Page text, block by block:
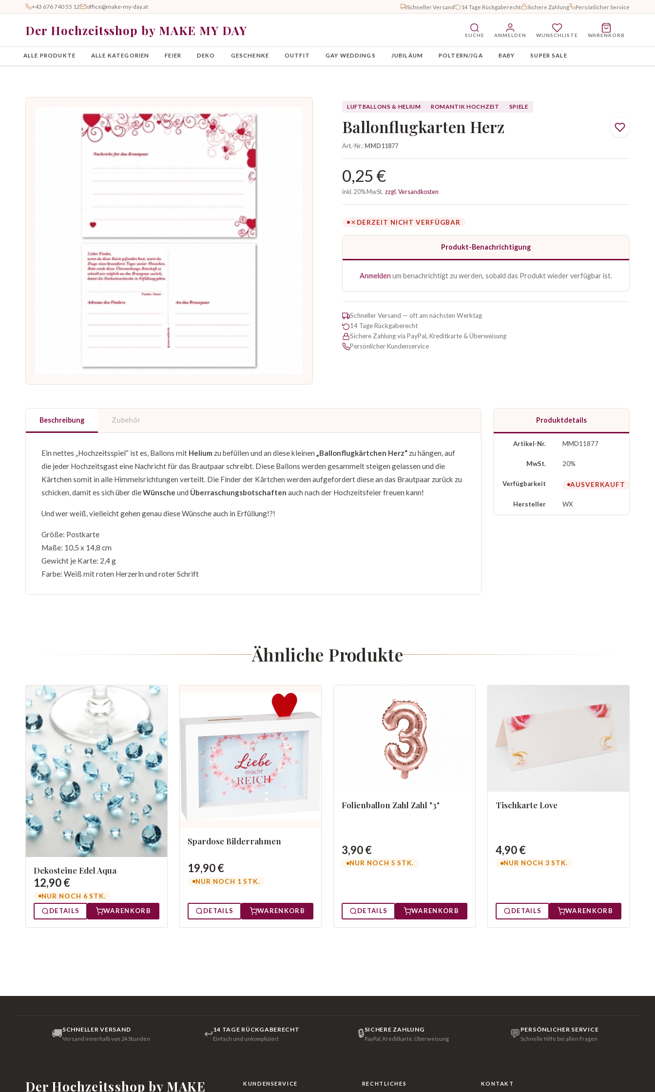
+43 676 740 55 12 office@make-my-day.at Schneller Versand 14 Tage Rückgaberecht Sichere Zahlung Persönlicher Service
Der Hochzeitsshop by MAKE MY DAY SUCHE ANMELDEN WUNSCHLISTE WARENKORB
ALLE PRODUKTE ALLE KATEGORIEN FEIER DEKO GESCHENKE OUTFIT GAY WEDDINGS JUBILÄUM POLTERN/JGA BABY SUPER SALE
LUFTBALLONS & HELIUM ROMANTIK HOCHZEIT SPIELE
Ballonflugkarten Herz
Art.-Nr.:MMD11877
0,25 €
inkl. 20% MwSt. zzgl. Versandkosten
DERZEIT NICHT VERFÜGBAR
Produkt-Benachrichtigung
Anmelden um benachrichtigt zu werden, sobald das Produkt wieder verfügbar ist.
Schneller Versand — oft am nächsten Werktag
14 Tage Rückgaberecht
Sichere Zahlung via PayPal, Kreditkarte & Überweisung
Persönlicher Kundenservice
Beschreibung Zubehör
Ein nettes „Hochzeitsspiel“ ist es, Ballons mit Helium zu befüllen und an diese kleinen „Ballonflugkärtchen Herz“ zu hängen, auf
die jeder Hochzeitsgast eine Nachricht für das Brautpaar schreibt. Diese Ballons werden gesammelt steigen gelassen und die
Kärtchen somit in alle Himmelsrichtungen verteilt. Die Finder der Kärtchen werden aufgefordert diese an das Brautpaar zurück zu
schicken, damit es sich über dieWünsche und Überraschungsbotschaften auch nach der Hochzeitsfeier freuen kann!
Und wer weiß, vielleicht gehen genau diese Wünsche auch in Erfüllung!?!
Größe: Postkarte
Maße: 10,5 x 14,8 cm
Gewicht je Karte: 2,4 g
Farbe: Weiß mit roten Herzerln und roter Schrift
Produktdetails
Artikel-Nr. MMD11877
MwSt. 20%
Verfügbarkeit AUSVERKAUFT
Hersteller WX
Ähnliche Produkte
Dekosteine Edel Aqua
12,90 €
NUR NOCH 6 STK.
DETAILS
WARENKORB
Spardose Bilderrahmen
19,90 €
NUR NOCH 1 STK.
DETAILS WARENKORB
Folienballon Zahl Zahl "3"
3,90 €
NUR NOCH 5 STK.
DETAILS WARENKORB
Tischkarte Love
4,90 €
NUR NOCH 3 STK.
DETAILS WARENKORB
🚚SCHNELLER VERSAND
Versand innerhalb von 24 Stunden ↩14 TAGE RÜCKGABERECHT
Einfach und unkompliziert 🔒SICHERE ZAHLUNG
PayPal, Kreditkarte, Überweisung 💬 PERSÖNLICHER SERVICE
Schnelle Hilfe bei allen Fragen
Der Hochzeitsshop by MAKE KUNDENSERVICE RECHTLICHES KONTAKT